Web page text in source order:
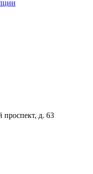
проспект, д. 63